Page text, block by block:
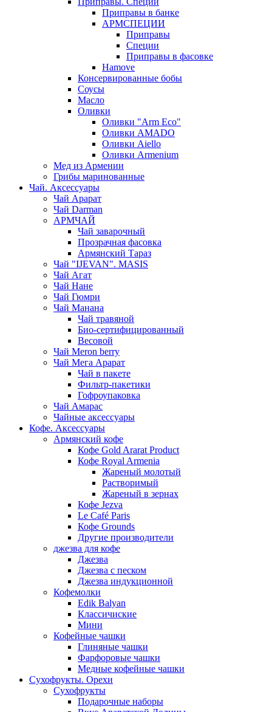
Приправы в банке
АРМСПЕЦИИ
Приправы
Специи
Приправы в фасовке
Hamove
Консервированные бобы
Соусы
Масло
Оливки
Оливки "Arm Eco"
Оливки AMADO
Оливки Aiello
Оливки Armenium
Мед из Армении
Грибы маринованные
Чай. Аксессуары
Чай Арарат
Чай Darman
АРМЧАЙ
Чай заварочный
Прозрачная фасовка
Армянский Тараз
Чай "IJEVAN". MASIS
Чай Агат
Чай Нане
Чай Гюмри
Чай Манана
Чай травяной
Био-сертифицированный
Весовой
Чай Meron berry
Чай Мега Арарат
Чай в пакете
Фильтр-пакетики
Гофроупаковка
Чай Амарас
Чайные аксессуары
Кофе. Аксессуары
Армянский кофе
Кофе Gold Ararat Product
Кофе Royal Armenia
Жареный молотый
Растворимый
Жареный в зернах
Кофе Jezva
Le Café Paris
Кофе Grounds
Другие производители
джезва для кофе
Джезва
Джезва с песком
Джезва индукционной
Кофемолки
Edik Balyan
Классичиские
Мини
Кофейные чашки
Глиняные чашки
Фарфоровые чашки
Медные кофейные чашки
Сухофрукты. Орехи
Сухофрукты
Подарочные наборы